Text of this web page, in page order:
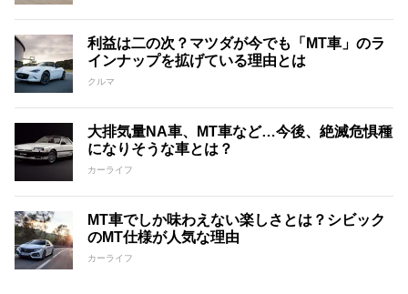
利益は二の次？マツダが今でも「MT車」のラ
インナップを拡げている理由とは
クルマ
大排気量NA車、MT車など…今後、絶滅危惧種
になりそうな車とは？
カーライフ
MT車でしか味わえない楽しさとは？シビック
のMT仕様が人気な理由
カーライフ